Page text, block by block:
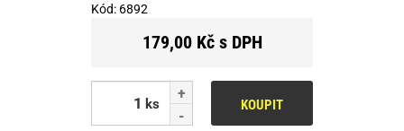
Kód: 6892
179,00 Kč s DPH
ks KOUPIT